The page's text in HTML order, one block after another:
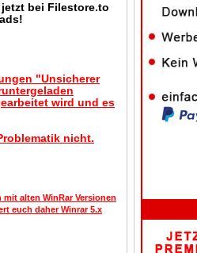
bei Filestore.to
"Unsicherer
wird und es
nicht.
alten WinRar Versionen
euch daher Winrar 5.x